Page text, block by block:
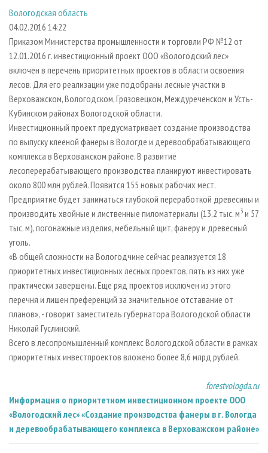
ПРОИЗВОДСТВО МЕБЕЛИ
БИОЭНЕРГЕТИКА
ЦБП
ИНСТРУМЕНТ И МАТЕРИАЛЫ
ПРИОРИТЕТНЫЕ ИНВЕСТПРОЕКТЫ
RUSSIAN FORESTRY REVIEW
ГАЗЕТА ЛЕСПРОМФОРУМ
БИБЛИОТЕКА СПЕЦИАЛИСТА
Вологодская область
04.02.2016 14:22
Приказом Министерства промышленности и торговли РФ №12 от
12.01.2016 г. инвестиционный проект ООО «Вологодский лес»
включен в перечень приоритетных проектов в области освоения
лесов. Для его реализации уже подобраны лесные участки в
Верховажском, Вологодском, Грязовецком, Междуреченском и Усть-
Кубинском районах Вологодской области.
Инвестиционный проект предусматривает создание производства
по выпуску клееной фанеры в Вологде и деревообрабатывающего
комплекса в Верховажском районе. В развитие
лесоперерабатывающего производства планируют инвестировать
около 800 млн рублей. Появится 155 новых рабочих мест.
Предприятие будет заниматься глубокой переработкой древесины и
производить хвойные и лиственные пиломатериалы (13,2 тыс. м3 и 57
тыс. м), погонажные изделия, мебельный щит, фанеру и древесный
уголь.
«В общей сложности на Вологодчине сейчас реализуется 18
приоритетных инвестиционных лесных проектов, пять из них уже
практически завершены. Еще ряд проектов исключен из этого
перечня и лишен преференций за значительное отставание от
планов», - говорит заместитель губернатора Вологодской области
Николай Гуслинский.
Всего в лесопромышленный комплекс Вологодской области в рамках
приоритетных инвестпроектов вложено более 8,6 млрд рублей.
forestvologda.ru
Информация о приоритетном инвестиционном проекте ООО
«Вологодский лес» «Создание производства фанеры в г. Вологда
и деревообрабатывающего комплекса в Верховажском районе»